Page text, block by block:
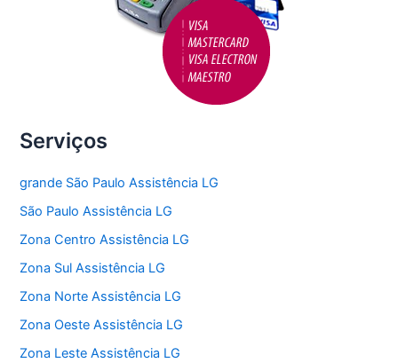
Serviços
grande São Paulo Assistência LG
São Paulo Assistência LG
Zona Centro Assistência LG
Zona Sul Assistência LG
Zona Norte Assistência LG
Zona Oeste Assistência LG
Zona Leste Assistência LG